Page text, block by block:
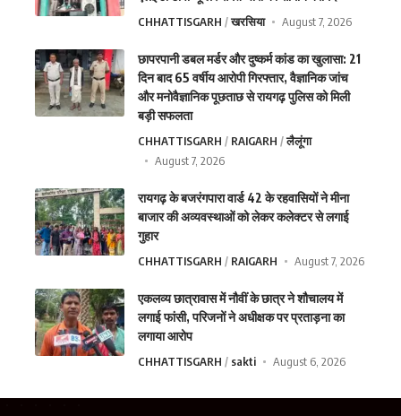
CHHATTISGARH खरसिया August 7, 2026
छापरपानी डबल मर्डर और दुष्कर्म कांड का खुलासा: 21
दिन बाद 65 वर्षीय आरोपी गिरफ्तार, वैज्ञानिक जांच
और मनोवैज्ञानिक पूछताछ से रायगढ़ पुलिस को मिली
बड़ी सफलता
CHHATTISGARH RAIGARH
लैलूंगा
August 7, 2026
रायगढ़ के बजरंगपारा वार्ड 42 के रहवासियों ने मीना
बाजार की अव्यवस्थाओं को लेकर कलेक्टर से लगाई
गुहार
CHHATTISGARH RAIGARH August 7, 2026
एकलव्य छात्रावास में नौवीं के छात्र ने शौचालय में
लगाई फांसी, परिजनों ने अधीक्षक पर प्रताड़ना का
लगाया आरोप
CHHATTISGARH sakti August 6, 2026